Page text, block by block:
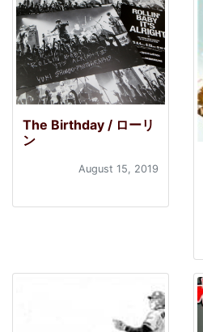
The Birthday / ローリ
ン
August 15, 2019